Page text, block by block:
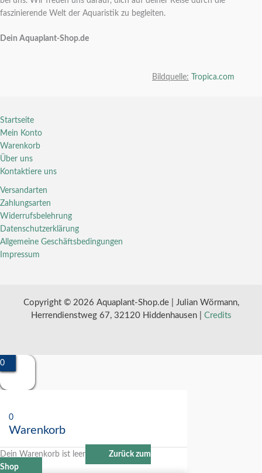
faszinierende Welt der Aquaristik zu begleiten.
Dein Aquaplant-Shop.de
Bildquelle: Tropica.com
Startseite
Mein Konto
Warenkorb
Über uns
Kontaktiere uns
Versandarten
Zahlungsarten
Widerrufsbelehrung
Datenschutzerklärung
Allgemeine Geschäftsbedingungen
Impressum
Copyright © 2026 Aquaplant-Shop.de | Julian Wörmann,
Herrendienstweg 67, 32120 Hiddenhausen | Credits
0
0
Warenkorb
Dein Warenkorb ist leer
Zurück zum
Shop